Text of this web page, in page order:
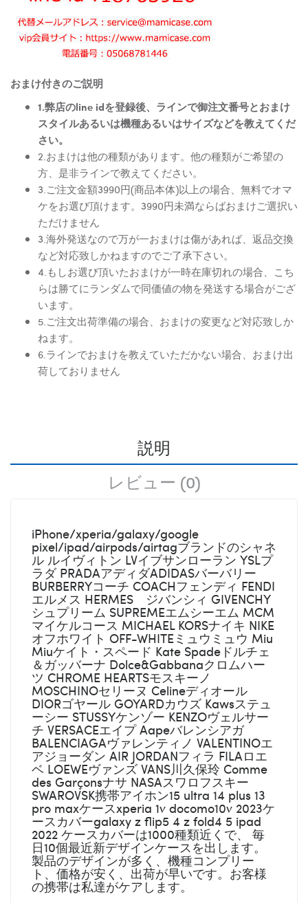
おまけ付きのご説明
1.弊店のline idを登録後、ラインで御注文番号とおまけ
スタイルあるいは機種あるいはサイズなどを教えてくだ
さい。
2.おまけは他の種類があります。他の種類がご希望の
方、是非ラインで教えてください。
3.ご注文金額3990円(商品本体)以上の場合、無料でオマ
ケをお選び頂けます。3990円未満ならばおまけご選択い
ただけません
3.海外発送なので万が一おまけは傷があれば、返品交換
など対応致しかねますのでご了承下さい。
4.もしお選び頂いたおまけが一時在庫切れの場合、こち
らは勝てにランダムで同価値の物を発送する場合がござ
います。
5.ご注文出荷準備の場合、おまけの変更など対応致しか
ねます。
6.ラインでおまけを教えていただかない場合、おまけ出
荷しておりません
説明
レビュー (0)
iPhone/xperia/galaxy/google
pixel/ipad/airpods/airtagブランドのシャネ
ル ルイヴィトン LVイブサンローラン YSLプ
ラダ PRADAアディダADIDASバーバリー
BURBERRYコーチ COACHフェンディ FENDI
エルメス HERMES ジバンシィ GIVENCHY
シュプリーム SUPREMEエムシーエム MCM
マイケルコース MICHAEL KORSナイキ NIKE
オフホワイト OFF-WHITEミュウミュウ Miu
Miuケイト・スペード Kate Spadeドルチェ
＆ガッバーナ Dolce&Gabbanaクロムハー
ツ CHROME HEARTSモスキーノ
MOSCHINOセリーヌ Celineディオール
DIORゴヤール GOYARDカウズ Kawsステュ
ーシー STUSSYケンゾー KENZOヴェルサー
チ VERSACEエイプ Aapeバレンシアガ
BALENCIAGAヴァレンティノ VALENTINOエ
アジョーダン AIR JORDANフィラ FILAロエ
ベ LOEWEヴァンズ VANS川久保玲 Comme
des Garçonsナサ NASAスワロフスキー
SWAROVSK携帯アイホン15 ultra 14 plus 13
pro maxケースxperia 1v docomo10v 2023ケ
ースカバーgalaxy z flip5 4 z fold4 5 ipad
2022 ケースカバーは1000種類近くで、 毎
日10個最近新デザインケースを出します。
製品のデザインが多く、機種コンプリー
ト、価格が安く、出荷が早いです。お客様
の携帯は私達がケアします。